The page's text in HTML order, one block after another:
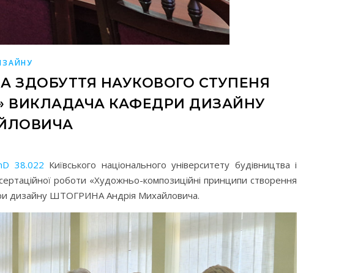
ЗДОБУТТЯ НАУКОВОГО СТУПЕНЯ
ВИКЛАДАЧА КАФЕДРИ ДИЗАЙНУ
38.022 Київського національного університету будівництва і
роботи «Художньо-композиційні принципи створення
дизайну ШТОГРИНА Андрія Михайловича.